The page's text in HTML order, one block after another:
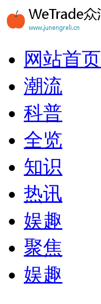
网站首页
潮流
科普
全览
知识
热讯
娱趣
聚焦
娱趣